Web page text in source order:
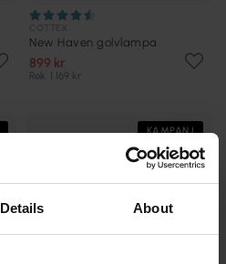
Details About
New Haven golvlampa
899 kr
Rek. 1 169 kr
KAMPANJ